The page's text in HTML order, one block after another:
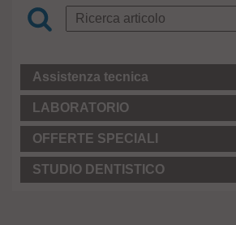
Assistenza tecnica
LABORATORIO
OFFERTE SPECIALI
STUDIO DENTISTICO